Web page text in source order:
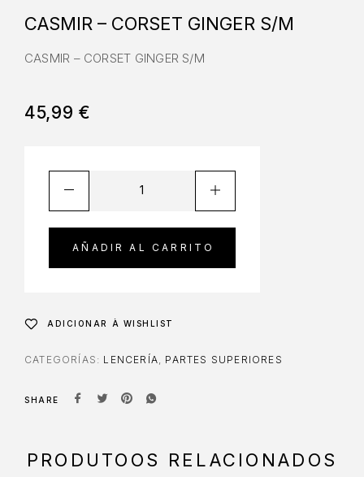
CASMIR – CORSET GINGER S/M
CASMIR – CORSET GINGER S/M
45,99 €
AÑADIR AL CARRITO
ADICIONAR À WISHLIST
CATEGORÍAS: LENCERÍA PARTES SUPERIORES
SHARE
PRODUTOOS RELACIONADOS